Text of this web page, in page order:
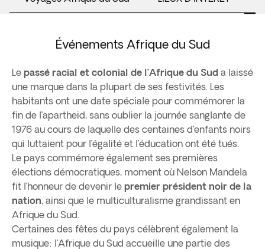
Événements Afrique du Sud
Le passé racial et colonial de l’Afrique du Sud a laissé
une marque dans la plupart de ses festivités. Les
habitants ont une date spéciale pour commémorer la
fin de l’apartheid, sans oublier la journée sanglante de
1976 au cours de laquelle des centaines d’enfants noirs
qui luttaient pour l’égalité et l’éducation ont été tués.
Le pays commémore également ses premières
élections démocratiques, moment où Nelson Mandela
fit l’honneur de devenir le premier président noir de la
nation, ainsi que le multiculturalisme grandissant en
Afrique du Sud.
Certaines des fêtes du pays célèbrent également la
musique: l’Afrique du Sud accueille une partie des